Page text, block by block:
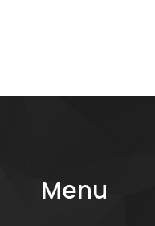
Menu